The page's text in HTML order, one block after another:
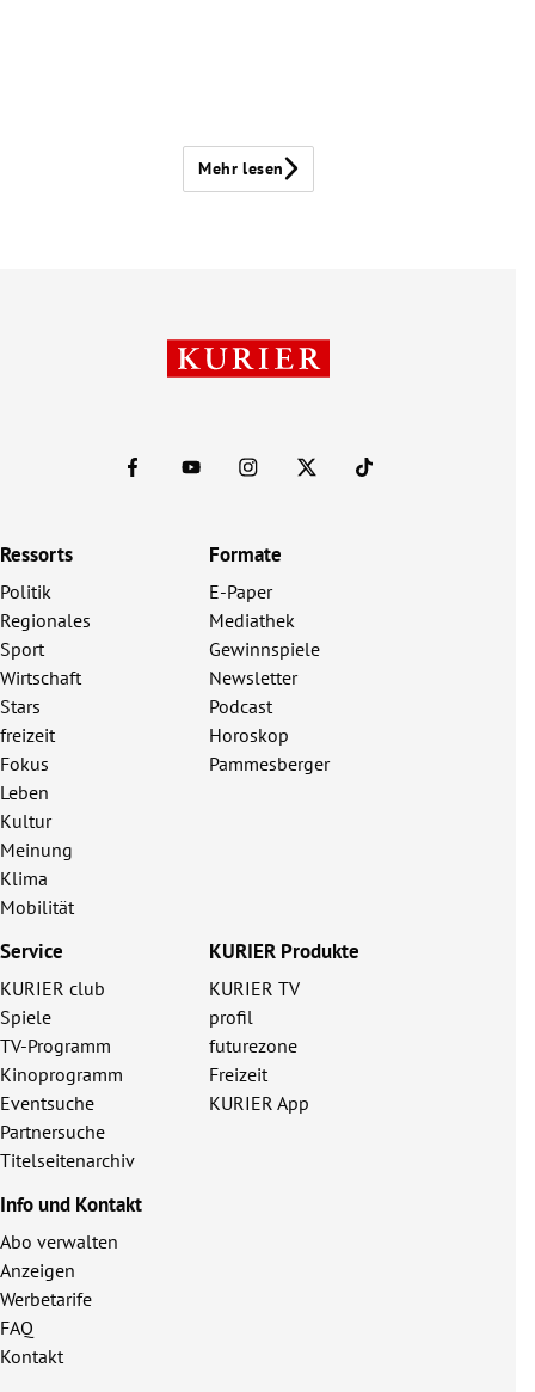
Mehr lesen
Ressorts
Politik
Regionales
Sport
Wirtschaft
Stars
freizeit
Fokus
Leben
Kultur
Meinung
Klima
Mobilität
Formate
E-Paper
Mediathek
Gewinnspiele
Newsletter
Podcast
Horoskop
Pammesberger
Service
KURIER club
Spiele
TV-Programm
Kinoprogramm
Eventsuche
Partnersuche
Titelseitenarchiv
KURIER Produkte
KURIER TV
profil
futurezone
Freizeit
KURIER App
Info und Kontakt
Abo verwalten
Anzeigen
Werbetarife
FAQ
Kontakt